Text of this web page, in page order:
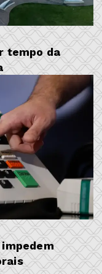
tempo da